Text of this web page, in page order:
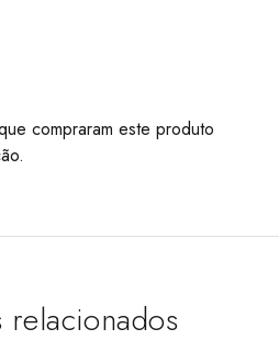
compraram este produto
relacionados